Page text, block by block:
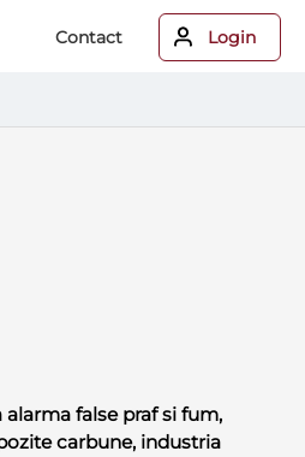
Contact Login
false praf si fum,
carbune, industria